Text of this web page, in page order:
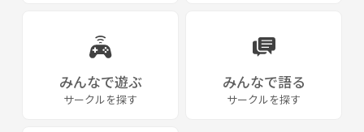
みんなで遊ぶ
サークルを探す
みんなで語る
サークルを探す